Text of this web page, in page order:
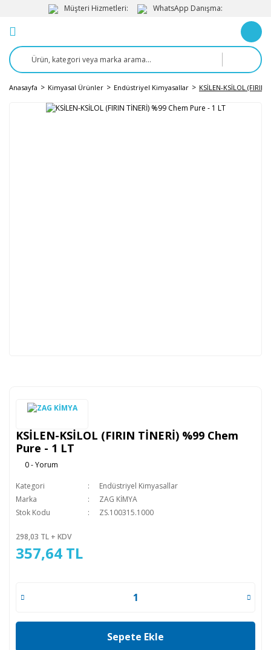
Müşteri Hizmetleri: WhatsApp Danışma:
Anasayfa Kimyasal Ürünler Endüstriyel Kimyasallar KSİLEN-KSİLOL
KSİLEN-KSİLOL (FIRIN TİNERİ) %99 Chem
Pure - 1 LT
0 - Yorum
Kategori
Endüstriyel Kimyasallar
Marka
ZAG KİMYA
Stok Kodu
ZS.100315.1000
298,03 TL + KDV
357,64 TL
Sepete Ekle